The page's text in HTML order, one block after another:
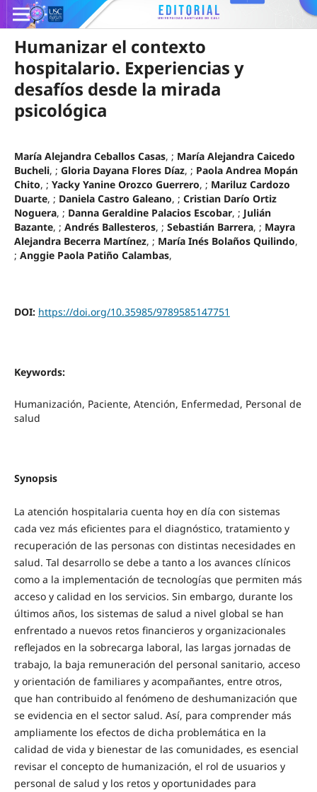
Humanizar el contexto
hospitalario. Experiencias y
desafíos desde la mirada
psicológica
María Alejandra Ceballos Casas, ; María Alejandra Caicedo
Bucheli, ; Gloria Dayana Flores Díaz, ; Paola Andrea Mopán
Chito, ; Yacky Yanine Orozco Guerrero, ; Mariluz Cardozo
Duarte, ; Daniela Castro Galeano, ; Cristian Darío Ortiz
Noguera, ; Danna Geraldine Palacios Escobar, ; Julián
Bazante, ; Andrés Ballesteros, ; Sebastián Barrera, ; Mayra
Alejandra Becerra Martínez, ; María Inés Bolaños Quilindo,
; Anggie Paola Patiño Calambas,
DOI: https://doi.org/10.35985/9789585147751
Keywords:
Humanización, Paciente, Atención, Enfermedad, Personal de
salud
Synopsis
La atención hospitalaria cuenta hoy en día con sistemas
cada vez más eficientes para el diagnóstico, tratamiento y
recuperación de las personas con distintas necesidades en
salud. Tal desarrollo se debe a tanto a los avances clínicos
como a la implementación de tecnologías que permiten más
acceso y calidad en los servicios. Sin embargo, durante los
últimos años, los sistemas de salud a nivel global se han
enfrentado a nuevos retos financieros y organizacionales
reflejados en la sobrecarga laboral, las largas jornadas de
trabajo, la baja remuneración del personal sanitario, acceso
y orientación de familiares y acompañantes, entre otros,
que han contribuido al fenómeno de deshumanización que
se evidencia en el sector salud. Así, para comprender más
ampliamente los efectos de dicha problemática en la
calidad de vida y bienestar de las comunidades, es esencial
revisar el concepto de humanización, el rol de usuarios y
personal de salud y los retos y oportunidades para